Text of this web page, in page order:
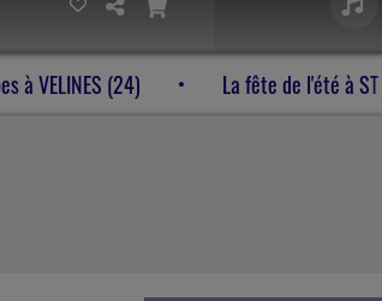
générations tubes à VELINES (24)